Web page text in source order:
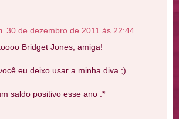
30 de dezembro de 2011 às 22:44
Bridget Jones, amiga!
eu deixo usar a minha diva ;)
saldo positivo esse ano :*